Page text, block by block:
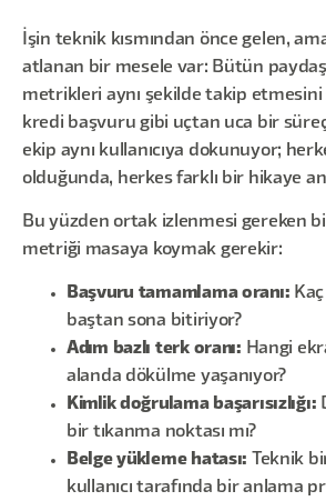
İşin teknik kısmından önce gelen,
atlanan bir mesele var: Bütün
metrikleri aynı şekilde takip etmesini
kredi başvuru gibi uçtan uca bir
ekip aynı kullanıcıya dokunuyor;
olduğunda, herkes farklı bir hikaye
Bu yüzden ortak izlenmesi gereken
metriği masaya koymak gerekir:
Başvuru tamamlama oranı:
baştan sona bitiriyor?
Adım bazlı terk oranı: Hangi
alanda dökülme yaşanıyor?
Kimlik doğrulama başarısızlığı:
bir tıkanma noktası mı?
Belge yükleme hatası: Teknik
kullanıcı tarafında bir anlama